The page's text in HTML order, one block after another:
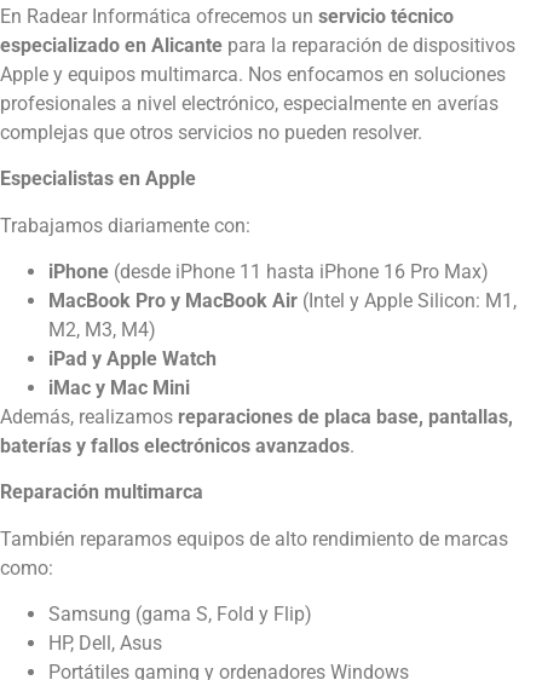
En Radear Informática ofrecemos un servicio técnico
especializado en Alicante para la reparación de dispositivos
Apple y equipos multimarca. Nos enfocamos en soluciones
profesionales a nivel electrónico, especialmente en averías
complejas que otros servicios no pueden resolver.
Especialistas en Apple
Trabajamos diariamente con:
iPhone (desde iPhone 11 hasta iPhone 16 Pro Max)
MacBook Pro y MacBook Air (Intel y Apple Silicon: M1,
M2, M3, M4)
iPad y Apple Watch
iMac y Mac Mini
Además, realizamos reparaciones de placa base, pantallas,
baterías y fallos electrónicos avanzados.
Reparación multimarca
También reparamos equipos de alto rendimiento de marcas
como:
Samsung (gama S, Fold y Flip)
HP, Dell, Asus
Portátiles gaming y ordenadores Windows